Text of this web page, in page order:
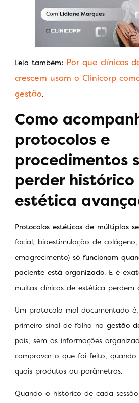
Leia também: Por que clínicas
crescem usam o Clinicorp
gestão.
Como
protocolos e
procedimentos
perder histórico
estética
Protocolos estéticos de múltiplas
facial, bioestimulação de
emagrecimento) só funcionam
paciente está organizado. E é
muitas clínicas de estética perdem
Um protocolo mal documentado
primeiro sinal de falha na gestão
pois, sem as informações
comprovar o que foi feito,
quais produtos ou parâmetros.
Quando o histórico de cada